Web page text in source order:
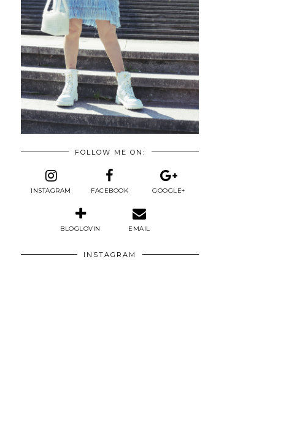
FOLLOW ME ON:
INSTAGRAM FACEBOOK GOOGLE+
BLOGLOVIN EMAIL
INSTAGRAM